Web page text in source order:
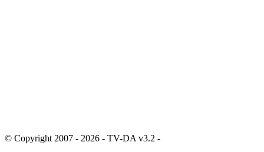
© Copyright 2007 - 2026 - TV-DA v3.2 -